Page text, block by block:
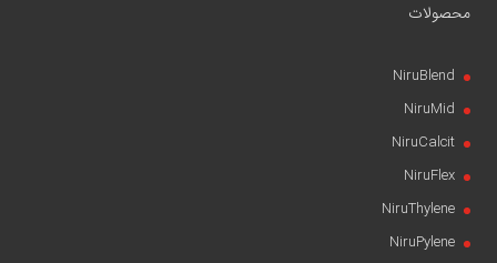
محصولات
NiruBlend
NiruMid
NiruCalcit
NiruFlex
NiruThylene
NiruPylene